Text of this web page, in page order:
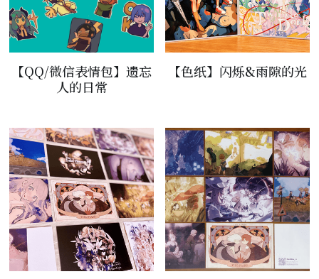
【QQ/微信表情包】遗忘
人的日常
【色纸】闪烁&雨隙的光